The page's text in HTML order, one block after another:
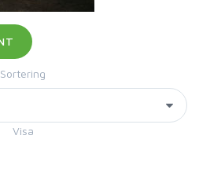
Sortering
Visa